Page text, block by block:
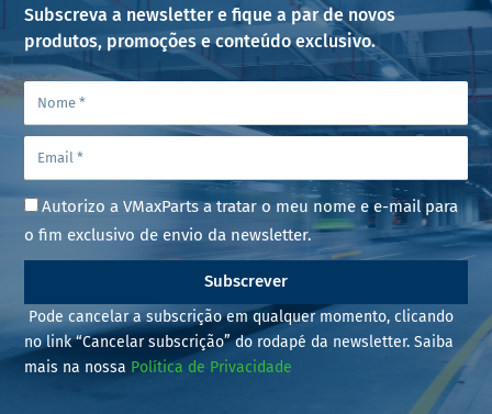
Subscreva a newsletter e fique a par de novos
produtos, promoções e conteúdo exclusivo.
Autorizo a VMaxParts a tratar o meu nome e e-mail para
o fim exclusivo de envio da newsletter.
Subscrever
Pode cancelar a subscrição em qualquer momento, clicando
no link “Cancelar subscrição” do rodapé da newsletter. Saiba
mais na nossa Política de Privacidade